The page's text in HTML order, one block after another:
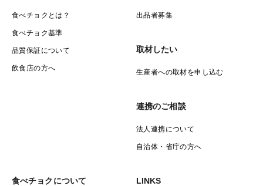
食べチョクとは？
食べチョク基準
品質保証について
飲食店の方へ
出品者募集
取材したい
生産者への取材を申し込む
連携のご相談
法人連携について
自治体・省庁の方へ
食べチョクについて LINKS